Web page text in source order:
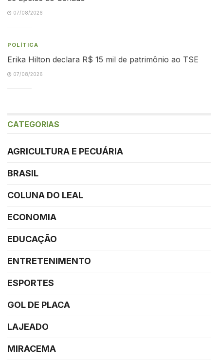
07/08/2026
POLÍTICA
Erika Hilton declara R$ 15 mil de patrimônio ao TSE
07/08/2026
CATEGORIAS
AGRICULTURA E PECUÁRIA
BRASIL
COLUNA DO LEAL
ECONOMIA
EDUCAÇÃO
ENTRETENIMENTO
ESPORTES
GOL DE PLACA
LAJEADO
MIRACEMA